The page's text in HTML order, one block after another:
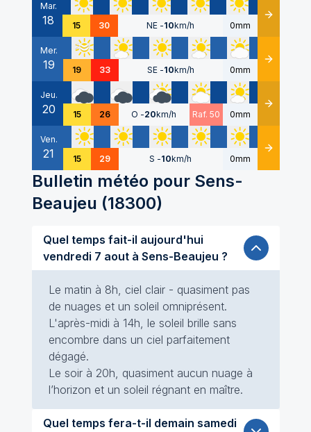
Mar.
18 15 30 NE -10km/h 0mm Détails
Mer.
19 19 33 SE -10km/h 0mm Détails
Jeu.
20 15 26 O -20km/h Raf. 50 0mm Détails
Ven.
21 15 29 S -10km/h 0mm Détails
Bulletin météo pour Sens-
Beaujeu (18300)
Quel temps fait-il aujourd'hui
vendredi 7 aout à Sens-Beaujeu ?
Le matin à 8h, ciel clair - quasiment pas
de nuages et un soleil omniprésent.
L'après-midi à 14h, le soleil brille sans
encombre dans un ciel parfaitement
dégagé.
Le soir à 20h, quasiment aucun nuage à
l’horizon et un soleil régnant en maître.
Quel temps fera-t-il demain samedi